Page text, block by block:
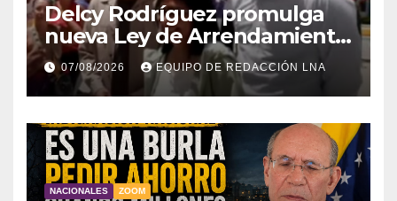
Delcy Rodríguez promulga
nueva Ley de Arrendamiento
para atender a familias
damnificadas
07/08/2026 EQUIPO DE REDACCIÓN LNA
NACIONALES ZOOM